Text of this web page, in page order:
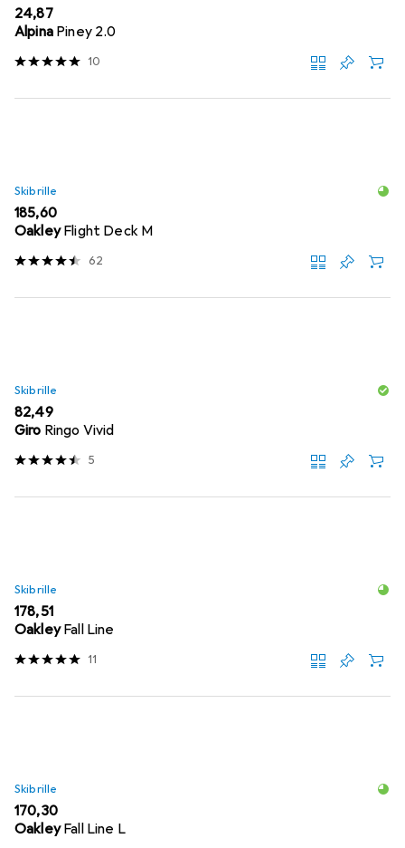
EUR
24,87
Alpina Piney 2.0
10
Skibrille
EUR
185,60
Oakley Flight Deck M
62
Skibrille
EUR
82,49
Giro Ringo Vivid
5
Skibrille
EUR
178,51
Oakley Fall Line
11
Skibrille
EUR
170,30
Oakley Fall Line L